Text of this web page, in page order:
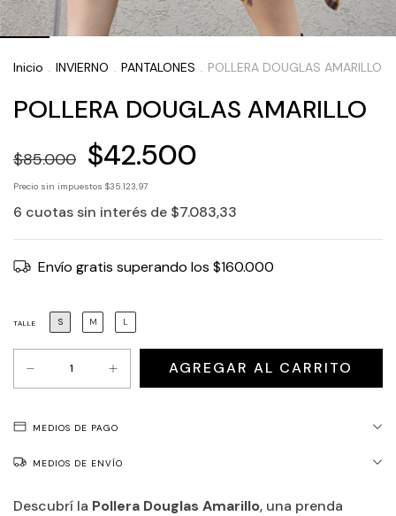
Inicio . INVIERNO . PANTALONES . POLLERA DOUGLAS AMARILLO
POLLERA DOUGLAS AMARILLO
$85.000 $42.500
6 cuotas sin interés de $7.083,33
Precio sin impuestos $35.123,97
Envío gratis superando los $160.000
TALLE S M L
MEDIOS DE PAGO
MEDIOS DE ENVÍO
Descubrí la Pollera Douglas Amarillo, una prenda